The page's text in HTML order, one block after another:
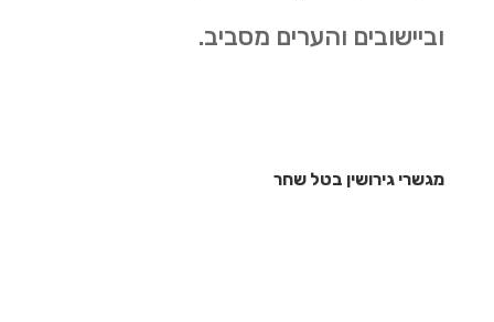
וביישובים והערים מסביב.
מגשרי גירושין בטל שחר